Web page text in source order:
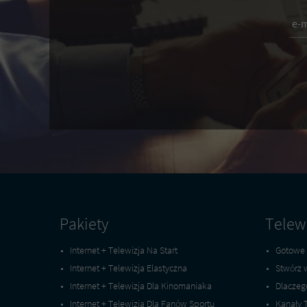
e-
Pakiety
Internet + Telewizja Na Start
Internet + Telewizja Elastyczna
Internet + Telewizja Dla Kinomaniaka
Internet + Telewizja Dla Fanów Sportu
Stwórz
Kanały